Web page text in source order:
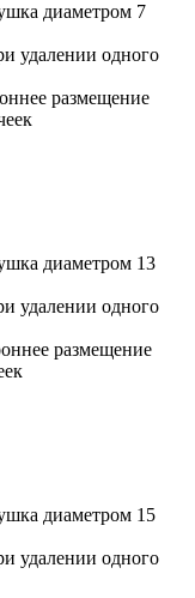
диаметром 7
удалении одного
размещение
диаметром 13
удалении одного
размещение
диаметром 15
удалении одного